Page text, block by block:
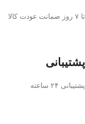
تا ۷ روز ضمانت عودت کالا
پشتیبانی
پشتیبانی ۲۴ ساعته